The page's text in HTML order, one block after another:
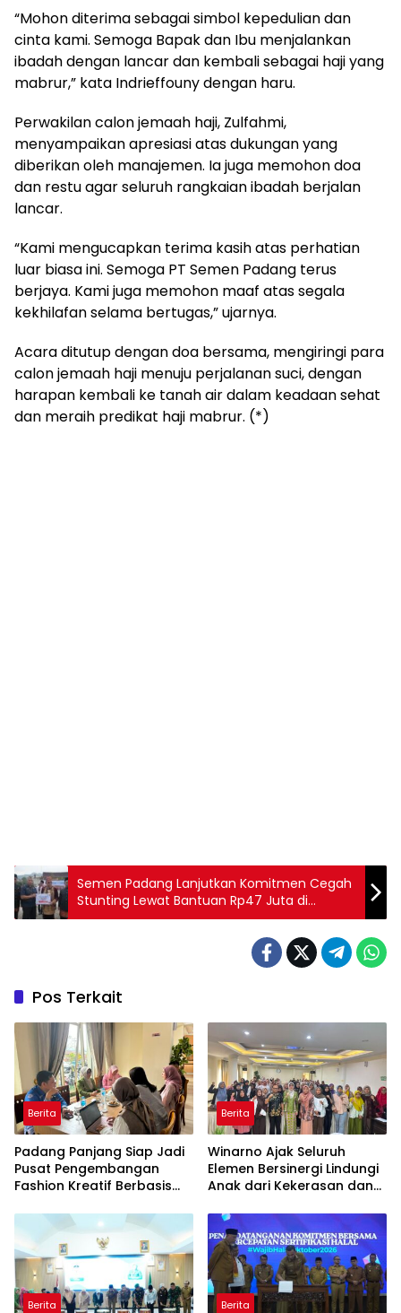
“Mohon diterima sebagai simbol kepedulian dan
cinta kami. Semoga Bapak dan Ibu menjalankan
ibadah dengan lancar dan kembali sebagai haji yang
mabrur,” kata Indrieffouny dengan haru.
Perwakilan calon jemaah haji, Zulfahmi,
menyampaikan apresiasi atas dukungan yang
diberikan oleh manajemen. Ia juga memohon doa
dan restu agar seluruh rangkaian ibadah berjalan
lancar.
“Kami mengucapkan terima kasih atas perhatian
luar biasa ini. Semoga PT Semen Padang terus
berjaya. Kami juga memohon maaf atas segala
kekhilafan selama bertugas,” ujarnya.
Acara ditutup dengan doa bersama, mengiringi para
calon jemaah haji menuju perjalanan suci, dengan
harapan kembali ke tanah air dalam keadaan sehat
dan meraih predikat haji mabrur. (*)
Semen Padang Lanjutkan Komitmen Cegah
Stunting Lewat Bantuan Rp47 Juta di
Hardiknas 2025
Pos Terkait
Berita
Padang Panjang Siap Jadi
Pusat Pengembangan
Fashion Kreatif Berbasis
Berita
Winarno Ajak Seluruh
Elemen Bersinergi Lindungi
Anak dari Kekerasan dan
Berita Berita